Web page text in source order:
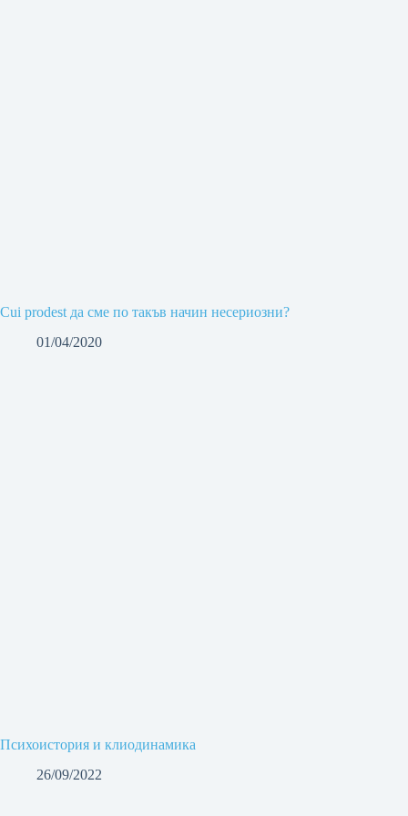
Cui prodest да сме по такъв начин несериозни?
01/04/2020
Психоистория и клиодинамика
26/09/2022